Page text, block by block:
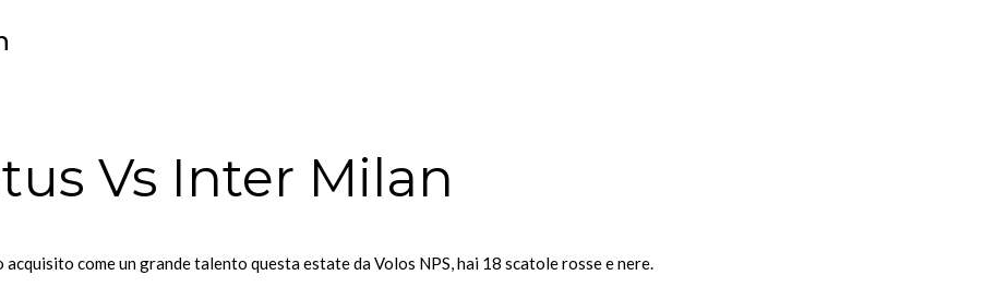
Vs Inter Milan
come un grande talento questa estate da Volos NPS, hai 18 scatole rosse e nere.